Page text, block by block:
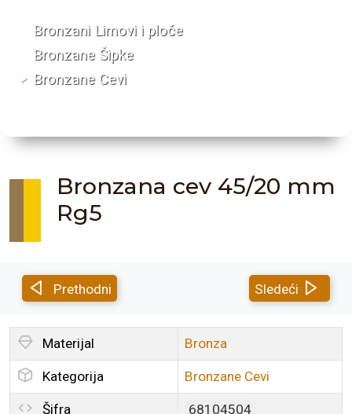
Bronzani Limovi i ploče
Bronzane Šipke
Bronzane Cevi
Bronzana cev 45/20 mm
Rg5
Prethodni Sledeći
Materijal Bronza
Kategorija Bronzane Cevi
Šifra 68104504